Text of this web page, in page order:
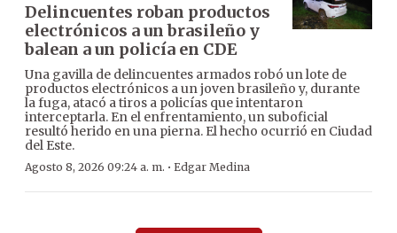
Delincuentes roban productos
electrónicos a un brasileño y
balean a un policía en CDE
Una gavilla de delincuentes armados robó un lote de
productos electrónicos a un joven brasileño y, durante
la fuga, atacó a tiros a policías que intentaron
interceptarla. En el enfrentamiento, un suboficial
resultó herido en una pierna. El hecho ocurrió en Ciudad
del Este.
Agosto 8, 2026 09:24 a. m. · Edgar Medina